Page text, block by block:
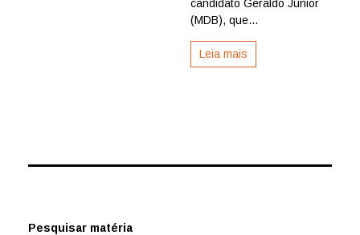
candidato Geraldo Júnior
(MDB), que...
Leia mais
Pesquisar matéria